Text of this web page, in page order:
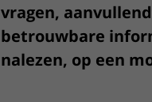
vragen,
betrouwbare
nalezen, op een